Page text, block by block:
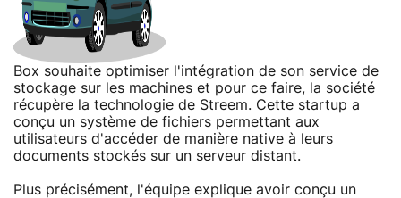
Box souhaite optimiser l'intégration de son service de
stockage sur les machines et pour ce faire, la société
récupère la technologie de Streem. Cette startup a
conçu un système de fichiers permettant aux
utilisateurs d'accéder de manière native à leurs
documents stockés sur un serveur distant.
Plus précisément, l'équipe explique avoir conçu un